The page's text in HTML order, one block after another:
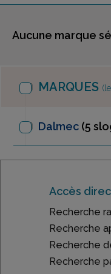
Aucune marque
MARQUES
Dalmec (5
Accès
Recherche
Recherche
Recherche
Recherche